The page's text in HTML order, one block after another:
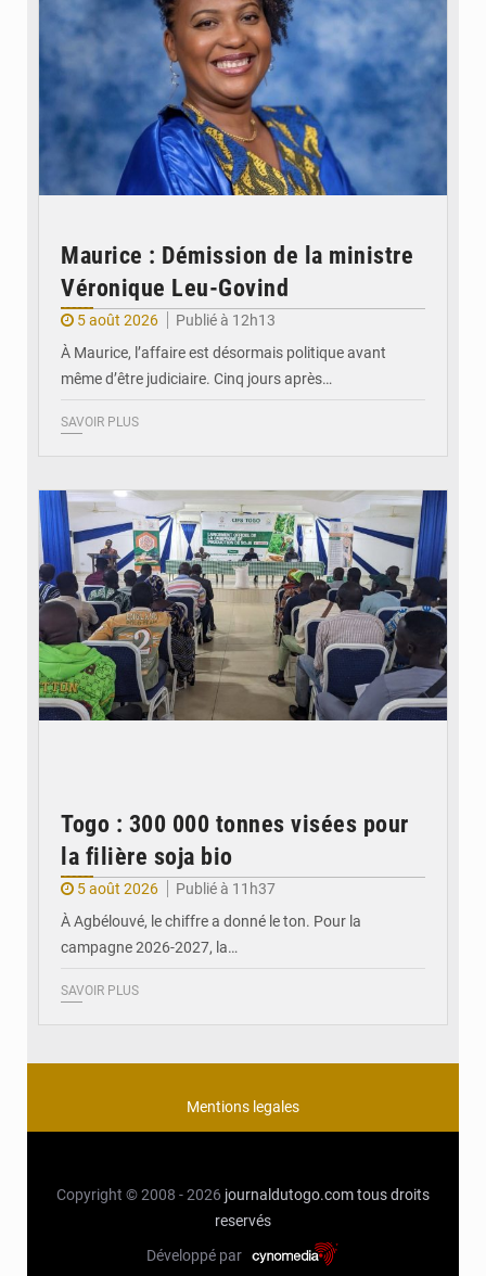
Maurice : Démission de la ministre
Véronique Leu-Govind
5 août 2026
Publié à 12h13
À Maurice, l’affaire est désormais politique avant
même d’être judiciaire. Cinq jours après…
SAVOIR PLUS
Togo : 300 000 tonnes visées pour
la filière soja bio
5 août 2026
Publié à 11h37
À Agbélouvé, le chiffre a donné le ton. Pour la
campagne 2026-2027, la…
SAVOIR PLUS
Mentions legales
Copyright © 2008 - 2026 journaldutogo.comtous droits
reservés
Développé par